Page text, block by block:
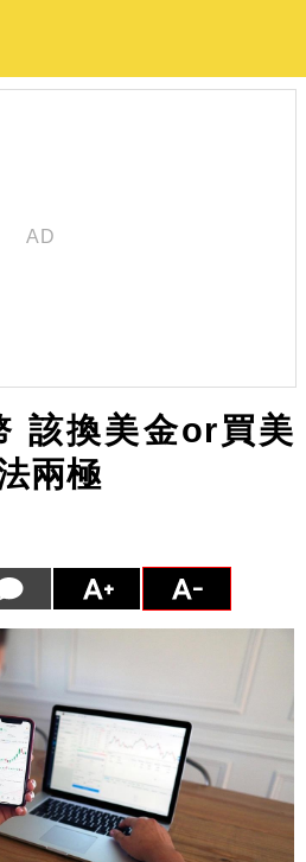
該換美金or買美
兩極